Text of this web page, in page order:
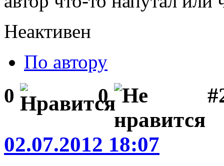
Неактивен
По автору
0 0
02.07.2012 18:07